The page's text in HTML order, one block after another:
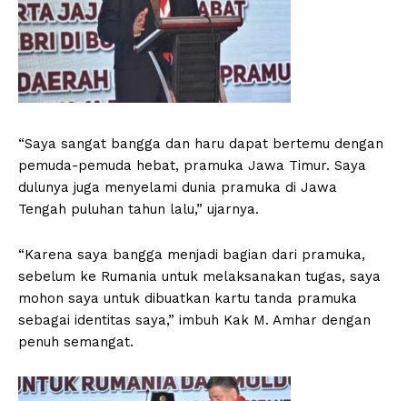
“Saya sangat bangga dan haru dapat bertemu dengan
pemuda-pemuda hebat, pramuka Jawa Timur. Saya
dulunya juga menyelami dunia pramuka di Jawa
Tengah puluhan tahun lalu,” ujarnya.
“Karena saya bangga menjadi bagian dari pramuka,
sebelum ke Rumania untuk melaksanakan tugas, saya
mohon saya untuk dibuatkan kartu tanda pramuka
sebagai identitas saya,” imbuh Kak M. Amhar dengan
penuh semangat.